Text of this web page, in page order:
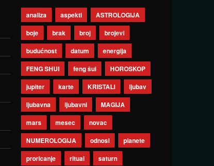
analiza aspekti
ASTROLOGIJA
boje
brak broj
brojevi
budućnost
datum
energija
FENG SHUI
feng šui
HOROSKOP
jupiter
karte KRISTALI
ljubav
ljubavna
ljubavni
MAGIJA
mars
mesec
novac
NUMEROLOGIJA
odnosi
planete
proricanje
ritual saturn